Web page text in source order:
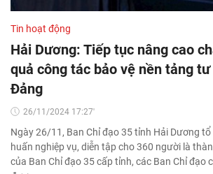
Tin hoạt động
Hải Dương: Tiếp tục nâng cao
quả công tác bảo vệ nền tảng
Đảng
26/11/2024 17:27'
Ngày 26/11, Ban Chỉ đạo 35 tỉnh Hải Dương
huấn nghiệp vụ, diễn tập cho 360 người là
của Ban Chỉ đạo 35 cấp tỉnh, các Ban Chỉ đạo